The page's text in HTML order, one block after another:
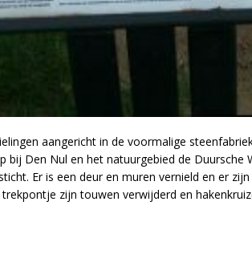
aangericht in de voormalige
bij Den Nul en het natuurgebied de Duursche
Er is een deur en muren vernield en er
zijn touwen verwijderd en